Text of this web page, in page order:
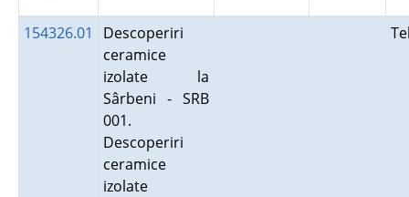
154326.01
Descoperiri
ceramice
izolate la
Sârbeni - SRB
001.
Descoperiri
ceramice
izolate